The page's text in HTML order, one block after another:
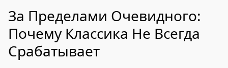
За Пределами Очевидного:
Почему Классика Не Всегда
Срабатывает